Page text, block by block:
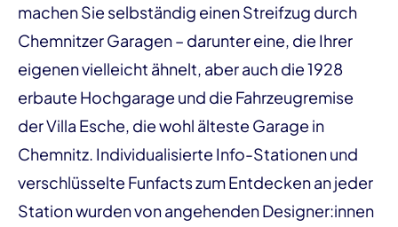
machen Sie selbständig einen Streifzug durch
Chemnitzer Garagen – darunter eine, die Ihrer
eigenen vielleicht ähnelt, aber auch die 1928
erbaute Hochgarage und die Fahrzeugremise
der Villa Esche, die wohl älteste Garage in
Chemnitz. Individualisierte Info-Stationen und
verschlüsselte Funfacts zum Entdecken an jeder
Station wurden von angehenden Designer:innen